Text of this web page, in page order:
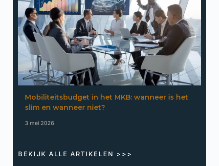
Mobiliteitsbudget in het MKB: wanneer is het
slim en wanneer niet?
3 mei 2026
BEKIJK ALLE ARTIKELEN >>>